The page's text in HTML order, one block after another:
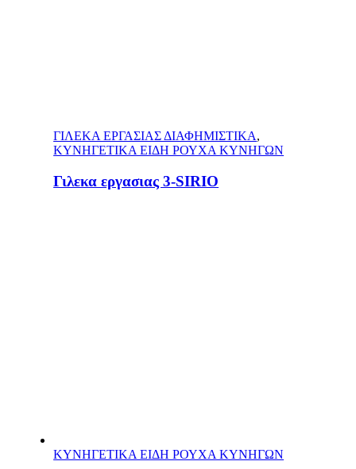
ΓΙΛΕΚΑ ΕΡΓΑΣΙΑΣ ΔΙΑΦΗΜΙΣΤΙΚΑ,
ΚΥΝΗΓΕΤΙΚΑ ΕΙΔΗ ΡΟΥΧΑ ΚΥΝΗΓΩΝ
Γιλεκα εργασιας 3-SIRIO
ΚΥΝΗΓΕΤΙΚΑ ΕΙΔΗ ΡΟΥΧΑ ΚΥΝΗΓΩΝ